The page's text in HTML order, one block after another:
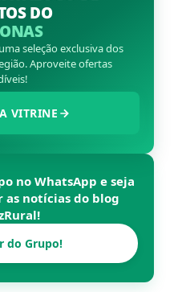
DO
seleção exclusiva dos
Aproveite ofertas
VITRINE
no WhatsApp e seja
notícias do blog
!
do Grupo!